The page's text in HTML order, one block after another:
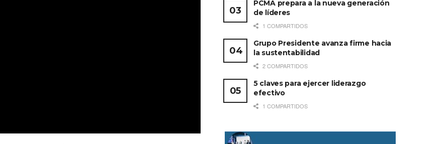
PCMA prepara a la nueva generación
de líderes
1 COMPARTIDOS
Grupo Presidente avanza firme hacia
la sustentabilidad
2 COMPARTIDOS
5 claves para ejercer liderazgo
efectivo
1 COMPARTIDOS